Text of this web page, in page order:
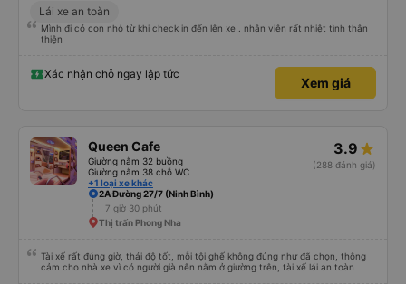
Lái xe an toàn
Mình đi có con nhỏ từ khi check in đến lên xe . nhân viên rất nhiệt tình thân
thiện
Xác nhận chỗ ngay lập tức
Xem giá
Queen Cafe
Giường nằm 32 buồng
Giường nằm 38 chỗ WC
+1 loại xe khác
3.9
(288 đánh giá)
2A Đường 27/7 (Ninh Bình)
7 giờ 30 phút
Thị trấn Phong Nha
Tài xế rất đúng giờ, thái độ tốt, mỗi tội ghế không đúng như đã chọn, thông
cảm cho nhà xe vì có người già nên nằm ở giường trên, tài xế lái an toàn